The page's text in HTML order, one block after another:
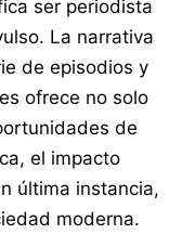
ser periodista
La narrativa
de episodios y
ofrece no solo
de
el impacto
última instancia,
moderna.